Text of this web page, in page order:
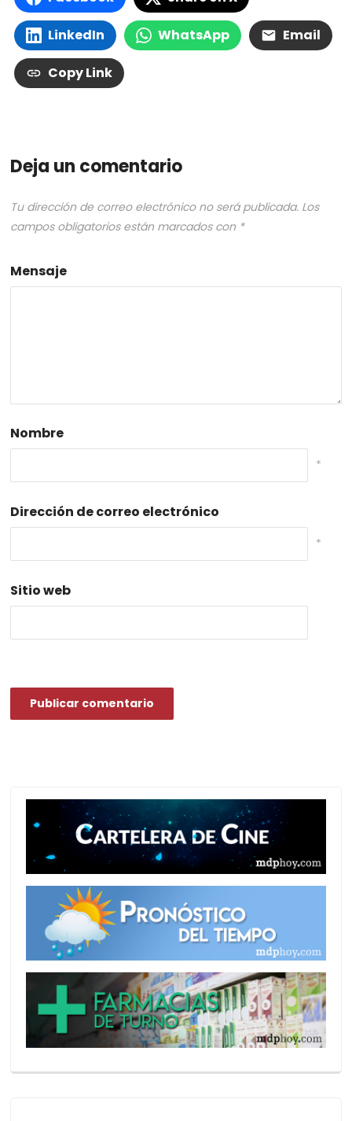
LinkedIn WhatsApp Email
Copy Link
Deja un comentario
Tu dirección de correo electrónico no será publicada. Los
campos obligatorios están marcados con *
Mensaje
Nombre
*
Dirección de correo electrónico
*
Sitio web